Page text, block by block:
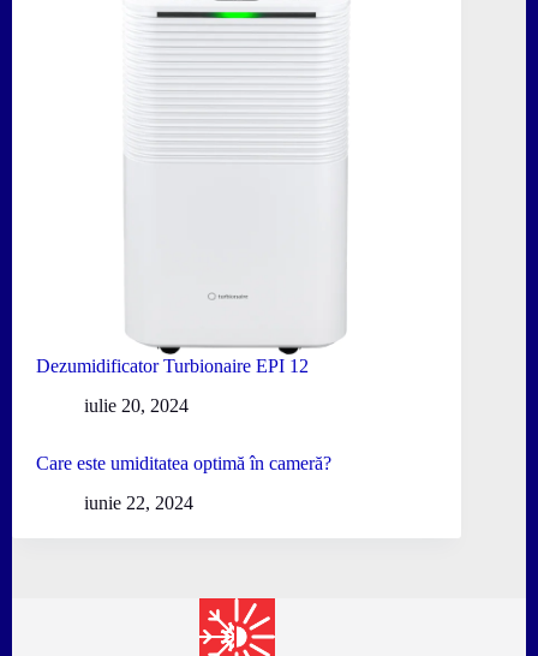
Dezumidificator Turbionaire EPI 12
iulie 20, 2024
Care este umiditatea optimă în cameră?
iunie 22, 2024